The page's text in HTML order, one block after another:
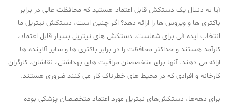
آیا به دنبال یک دستکش قابل اعتماد هستید که محافظت عالی در برابر
باکتری ها و ویروس ها را ارائه دهد؟ اگر چنین است، دستکش نیتریل ما
انتخاب ایده آلی برای شماست. دستکش های نیتریل بسیار قابل اعتماد،
کارآمد هستند و حداکثر محافظت را در برابر باکتری ها و سایر آلاینده ها
ارائه می دهند. آنها برای متخصصان مراقبت های بهداشتی، نقاشان، کارگران
کارخانه و افرادی که در محیط های خطرناک کار می کنند ضروری هستند.
برای دهه‌ها، دستکش‌های نیتریل مورد اعتماد متخصصان پزشکی بوده